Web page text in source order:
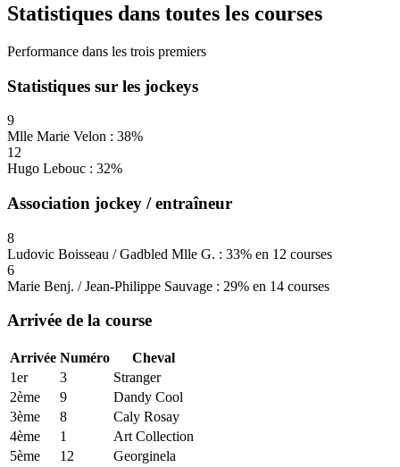
Statistiques dans toutes les courses
Performance dans les trois premiers
Statistiques sur les jockeys
9
Mlle Marie Velon : 38%
12
Hugo Lebouc : 32%
Association jockey / entraîneur
8
Ludovic Boisseau / Gadbled Mlle G. : 33% en 12 courses
6
Marie Benj. / Jean-Philippe Sauvage : 29% en 14 courses
Arrivée de la course
Arrivée Numéro
Cheval
1er
3
Stranger
2ème
9
Dandy Cool
3ème
8
Caly Rosay
4ème
1
Art Collection
5ème
12
Georginela